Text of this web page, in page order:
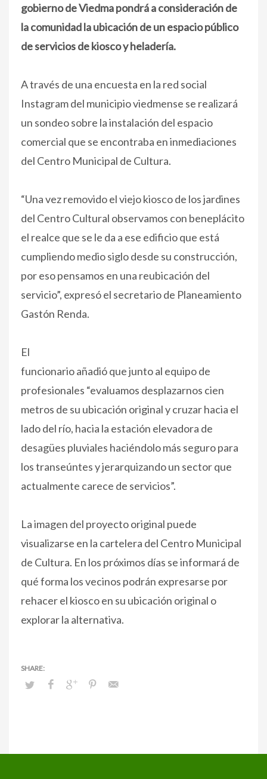
gobierno de Viedma pondrá a consideración de
la comunidad la ubicación de un espacio público
de servicios de kiosco y heladería.
A través de una encuesta en la red social
Instagram del municipio viedmense se realizará
un sondeo sobre la instalación del espacio
comercial que se encontraba en inmediaciones
del Centro Municipal de Cultura.
“Una vez removido el viejo kiosco de los jardines
del Centro Cultural observamos con beneplácito
el realce que se le da a ese edificio que está
cumpliendo medio siglo desde su construcción,
por eso pensamos en una reubicación del
servicio”, expresó el secretario de Planeamiento
Gastón Renda.
El
funcionario añadió que junto al equipo de
profesionales “evaluamos desplazarnos cien
metros de su ubicación original y cruzar hacia el
lado del río, hacia la estación elevadora de
desagües pluviales haciéndolo más seguro para
los transeúntes y jerarquizando un sector que
actualmente carece de servicios”.
La imagen del proyecto original puede
visualizarse en la cartelera del Centro Municipal
de Cultura. En los próximos días se informará de
qué forma los vecinos podrán expresarse por
rehacer el kiosco en su ubicación original o
explorar la alternativa.